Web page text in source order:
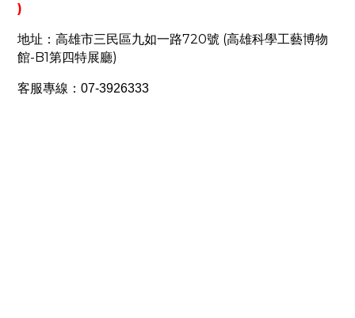
)
地址：高雄市三民區九如一路720號 (高雄科學工藝博物
館-B1第四特展廳)
客服專線 ： 07-3926333